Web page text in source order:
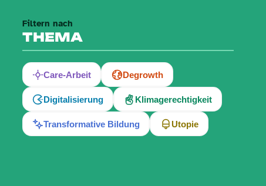
Filtern nach
THEMA
Care-Arbeit Degrowth
Digitalisierung Klimagerechtigkeit
Transformative Bildung Utopie